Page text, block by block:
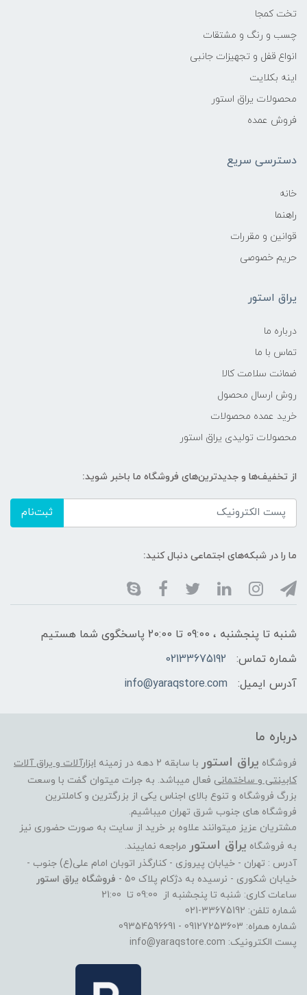
تخت کمجا
چسب و رنگ و مشتقات
انواع قفل و تجهیزات جانبی
اینه بکلایت
محصولات یراق استور
فروش عمده
دسترسی سریع
خانه
راهنما
قوانین و مقررات
حریم خصوصی
یراق استور
درباره ما
تماس با ما
ضمانت سلامت کالا
روش ارسال محصول
خرید عمده محصولات
محصولات تولیدی یراق استور
از تخفیف‌ها و جدیدترین‌های فروشگاه ما باخبر شوید:
ثبت‌نام
ما را در شبکه‌های اجتماعی دنبال کنید:
شنبه تا پنجشنبه ، 09:00 تا 20:00 پاسخگوی شما هستیم
شماره تماس:
02133675192
آدرس ایمیل:
info@yaraqstore.com
درباره ما
فروشگاه یراق استور با سابقه 2 دهه در زمینه
ابزارآلات و یراق آلات
کابینتی و ساختمانی فعال میباشد. به جرات میتوان گفت با وسعت
بزرگ فروشگاه و تنوع بالای اجناس یکی از بزرگترین و کاملترین
فروشگاه های جنوب شرق تهران میباشیم.
مشتریان عزیز میتوانند علاوه بر خرید از سایت به صورت حضوری نیز
به فروشگاه یراق استور مراجعه نماییند.
آدرس : تهران - خیابان پیروزی - کنارگذر اتوبان امام علی(ع) جنوب -
خیابان شکوری - نرسیده به دژکام پلاک 50 -
فروشگاه یراق استور
ساعات کاری: شنبه تا پنجشنبه از 09:00 تا 21:00
شماره تلفن: 33675192-021
شماره همراه: 09127253603 - 09354596691
پست الکترونیک: info@yaraqstore.com